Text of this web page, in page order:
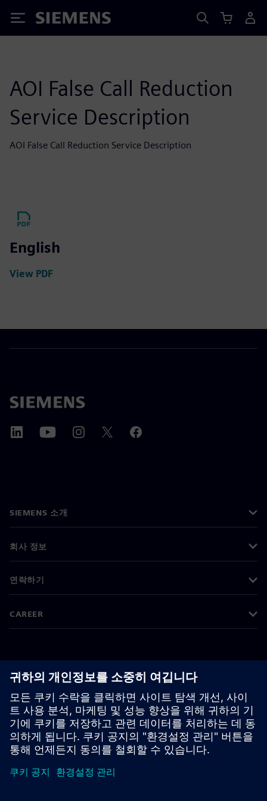
Siemens
AOI False Call Reduction
Service Description
AOI False Call Reduction Service Description
English
View PDF
SIEMENS 소개
회사 정보
연락하기
CAREER
©Siemens2026
기업 정보
개인정보 처리방침
쿠키 정책
이용 약관